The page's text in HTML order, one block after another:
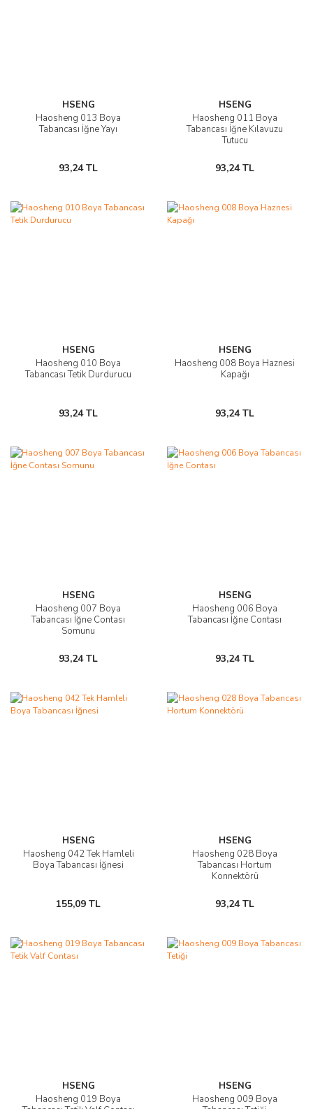
HSENG
Haosheng 013 Boya
Tabancası İğne Yayı
93,24 TL
HSENG
Haosheng 011 Boya
Tabancası İğne Kılavuzu
Tutucu
93,24 TL
HSENG
Haosheng 010 Boya
Tabancası Tetik Durdurucu
93,24 TL
HSENG
Haosheng 008 Boya Haznesi
Kapağı
93,24 TL
HSENG
Haosheng 007 Boya
Tabancası İğne Contası
Somunu
93,24 TL
HSENG
Haosheng 006 Boya
Tabancası İğne Contası
93,24 TL
HSENG
Haosheng 042 Tek Hamleli
Boya Tabancası İğnesi
155,09 TL
HSENG
Haosheng 028 Boya
Tabancası Hortum
Konnektörü
93,24 TL
HSENG
Haosheng 019 Boya
HSENG
Haosheng 009 Boya